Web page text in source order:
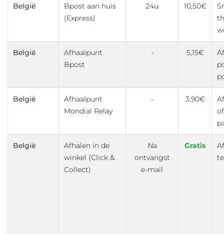
België
Bpost aan huis
(Express)
24u 10,50€
België
Afhaalpunt
Bpost
- 5,15€
België
Afhaalpunt
Mondial Relay
- 3,90€
of
België
Afhalen in de
winkel (Click &
Collect)
Na
ontvangst
e-mail
Gratis